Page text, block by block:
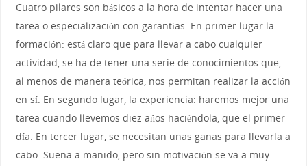
Cuatro pilares son básicos a la hora de intentar hacer una
tarea o especialización con garantías. En primer lugar la
formación: está claro que para llevar a cabo cualquier
actividad, se ha de tener una serie de conocimientos que,
al menos de manera teórica, nos permitan realizar la acción
en sí. En segundo lugar, la experiencia: haremos mejor una
tarea cuando llevemos diez años haciéndola, que el primer
día. En tercer lugar, se necesitan unas ganas para llevarla a
cabo. Suena a manido, pero sin motivación se va a muy